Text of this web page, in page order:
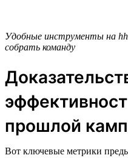
Удобные инструменты на
собрать команду
прошлой
Вот ключевые метрики